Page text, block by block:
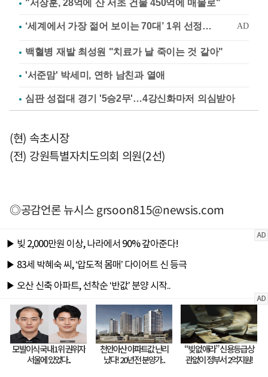
"서장훈, 28억에 산 서초 건물 450억에 매물로"
백혈병 재발 최성원 "치료가 날 죽이는 것 같아"
'서준맘' 박세미, 연하 남친과 열애
심판 성접대 경기 '5승2무'…4강신화마저 의심받아
(현) 속초시장
(전) 강원특별자치도의회 의원(2선)
◎공감언론 뉴시스grsoon815@newsis.com